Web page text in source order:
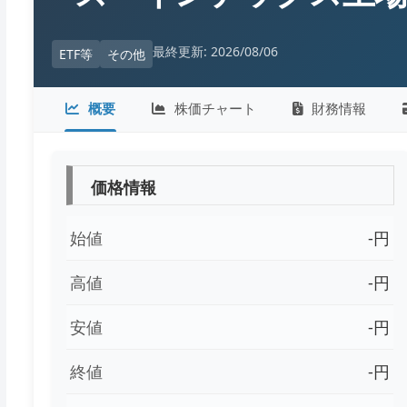
ETF等 その他 最終更新: 2026/08/06
概要 株価チャート 財務情報
価格情報
始値 -円
高値 -円
安値 -円
終値 -円